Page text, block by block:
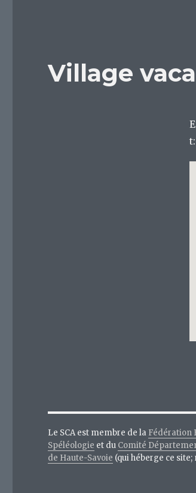
Village
t:
Le SCA est membre de la Fédération
Spéléologie et du Comité
de Haute-Savoie (qui héberge ce site;